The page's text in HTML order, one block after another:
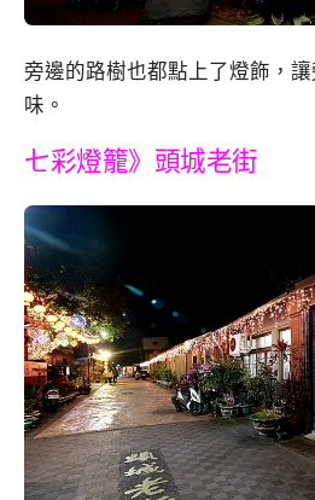
旁邊的路樹也都點上了燈飾，
味。
七彩燈籠》頭城老街